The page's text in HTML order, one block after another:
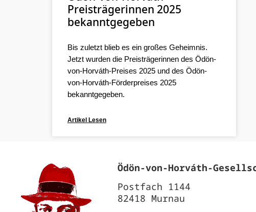
Preisträgerinnen 2025
bekanntgegeben
Bis zuletzt blieb es ein großes Geheimnis.
Jetzt wurden die Preisträgerinnen des Ödön-
von-Horváth-Preises 2025 und des Ödön-
von-Horváth-Förderpreises 2025
bekanntgegeben.
Artikel Lesen
Postfach 1144
82418 Murnau